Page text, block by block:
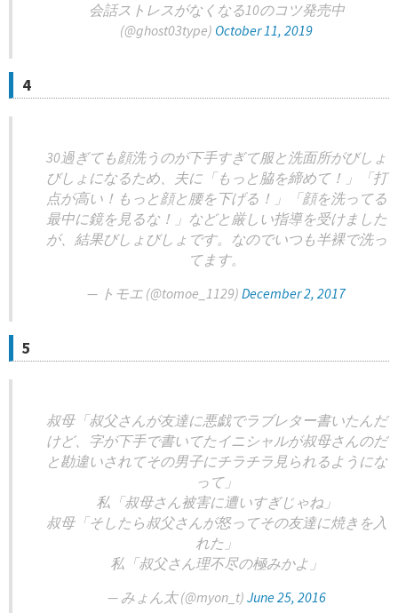
会話ストレスがなくなる10のコツ発売中
(@ghost03type) October 11, 2019
4
30過ぎても顔洗うのが下手すぎて服と洗面所がびしょ
びしょになるため、夫に「もっと脇を締めて！」「打
点が高い！もっと顔と腰を下げる！」「顔を洗ってる
最中に鏡を見るな！」などと厳しい指導を受けました
が、結果びしょびしょです。なのでいつも半裸で洗っ
てます。
— トモエ (@tomoe_1129) December 2, 2017
5
叔母「叔父さんが友達に悪戯でラブレター書いたんだ
けど、字が下手で書いてたイニシャルが叔母さんのだ
と勘違いされてその男子にチラチラ見られるようにな
って」
私「叔母さん被害に遭いすぎじゃね」
叔母「そしたら叔父さんが怒ってその友達に焼きを入
れた」
私「叔父さん理不尽の極みかよ」
— みょん太 (@myon_t) June 25, 2016